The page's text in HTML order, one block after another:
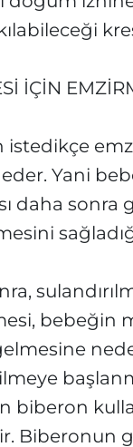
İÇİN
istedikçe
Yani
daha sonra
bebeğin
biberon
Biberonun